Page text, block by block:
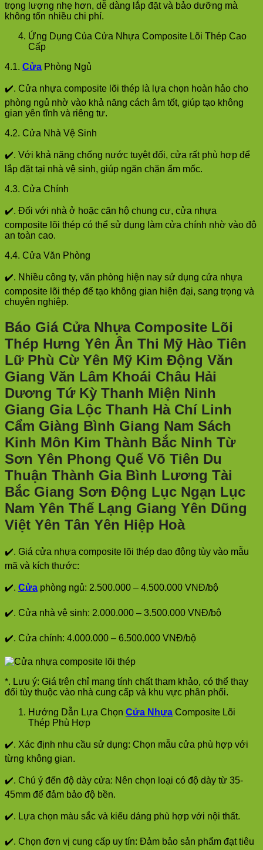
trọng lượng nhẹ hơn, dễ dàng lắp đặt và bảo dưỡng mà
không tốn nhiều chi phí.
Ứng Dụng Của Cửa Nhựa Composite Lõi Thép Cao
Cấp
4.1. Cửa Phòng Ngủ
✔️. Cửa nhựa composite lõi thép là lựa chọn hoàn hảo cho
phòng ngủ nhờ vào khả năng cách âm tốt, giúp tạo không
gian yên tĩnh và riêng tư.
4.2. Cửa Nhà Vệ Sinh
✔️. Với khả năng chống nước tuyệt đối, cửa rất phù hợp để
lắp đặt tại nhà vệ sinh, giúp ngăn chặn ẩm mốc.
4.3. Cửa Chính
✔️. Đối với nhà ở hoặc căn hộ chung cư, cửa nhựa
composite lõi thép có thể sử dụng làm cửa chính nhờ vào độ
an toàn cao.
4.4. Cửa Văn Phòng
✔️. Nhiều công ty, văn phòng hiện nay sử dụng cửa nhựa
composite lõi thép để tạo không gian hiện đại, sang trọng và
chuyên nghiệp.
Báo Giá Cửa Nhựa Composite Lõi
Thép Hưng Yên Ân Thi Mỹ Hào Tiên
Lữ Phù Cừ Yên Mỹ Kim Động Văn
Giang Văn Lâm Khoái Châu Hải
Dương Tứ Kỳ Thanh Miện Ninh
Giang Gia Lộc Thanh Hà Chí Linh
Cẩm Giàng Bình Giang Nam Sách
Kinh Môn Kim Thành Bắc Ninh Từ
Sơn Yên Phong Quế Võ Tiên Du
Thuận Thành Gia Bình Lương Tài
Bắc Giang Sơn Động Lục Ngạn Lục
Nam Yên Thế Lạng Giang Yên Dũng
Việt Yên Tân Yên Hiệp Hoà
✔️. Giá cửa nhựa composite lõi thép dao động tùy vào mẫu
mã và kích thước:
✔️. Cửa phòng ngủ: 2.500.000 – 4.500.000 VNĐ/bộ
✔️. Cửa nhà vệ sinh: 2.000.000 – 3.500.000 VNĐ/bộ
✔️. Cửa chính: 4.000.000 – 6.500.000 VNĐ/bộ
*. Lưu ý: Giá trên chỉ mang tính chất tham khảo, có thể thay
đổi tùy thuộc vào nhà cung cấp và khu vực phân phối.
Hướng Dẫn Lựa Chọn Cửa Nhựa Composite Lõi
Thép Phù Hợp
✔️. Xác định nhu cầu sử dụng: Chọn mẫu cửa phù hợp với
từng không gian.
✔️. Chú ý đến độ dày cửa: Nên chọn loại có độ dày từ 35-
45mm để đảm bảo độ bền.
✔️. Lựa chọn màu sắc và kiểu dáng phù hợp với nội thất.
✔️. Chọn đơn vị cung cấp uy tín: Đảm bảo sản phẩm đạt tiêu